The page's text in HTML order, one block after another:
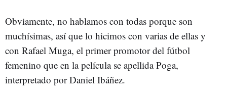
Obviamente, no hablamos con todas porque son
muchísimas, así que lo hicimos con varias de ellas y
con Rafael Muga, el primer promotor del fútbol
femenino que en la película se apellida Poga,
interpretado por Daniel Ibáñez.